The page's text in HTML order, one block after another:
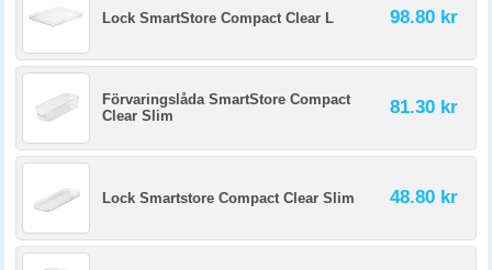
Lock SmartStore Compact Clear L 98.80 kr
Förvaringslåda SmartStore Compact
Clear Slim
81.30 kr
Lock Smartstore Compact Clear Slim 48.80 kr